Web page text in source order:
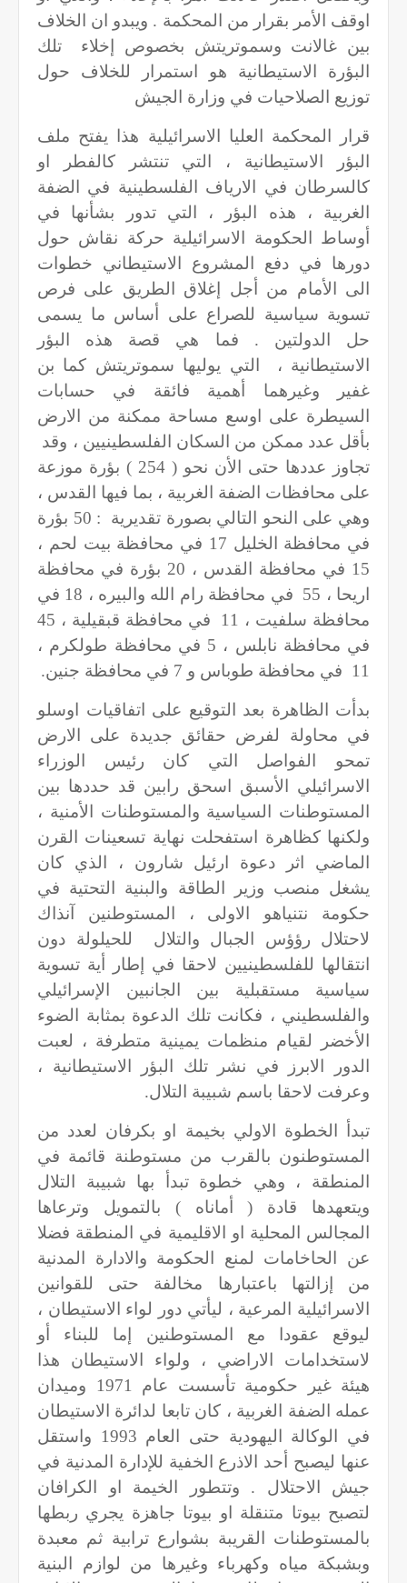
اوقف الأمر بقرار من المحكمة . ويبدو ان الخلاف
بين غالانت وسموتريتش بخصوص إخلاء
تلك
البؤرة الاستيطانية هو استمرار للخلاف حول
توزيع الصلاحيات في وزارة الجيش
قرار المحكمة العليا الاسرائيلية هذا يفتح ملف
البؤر الاستيطانية ، التي تنتشر كالفطر او
كالسرطان في الارياف الفلسطينية في الضفة
الغربية ، هذه البؤر ، التي تدور بشأنها في
أوساط الحكومة الاسرائيلية حركة نقاش حول
دورها في دفع المشروع الاستيطاني خطوات
الى الأمام من أجل إغلاق الطريق على فرص
تسوية سياسية للصراع على أساس ما يسمى
حل الدولتين . فما هي قصة هذه البؤر
الاستيطانية ،
التي يوليها سموتريتش كما بن
غفير وغيرهما أهمية فائقة في حسابات
السيطرة على اوسع مساحة ممكنة من الارض
بأقل عدد ممكن من السكان الفلسطينيين ، وقد
تجاوز عددها حتى الأن نحو ( 254 ) بؤرة موزعة
على محافظات الضفة الغربية ، بما فيها القدس ،
وهي على النحو التالي بصورة تقديرية
: 50 بؤرة
في محافظة الخليل 17 في محافظة بيت لحم ،
15 في محافظة القدس ، 20 بؤرة في محافظة
اريحا ، 55
في محافظة رام الله والبيره ، 18 في
محافظة سلفيت ، 11
في محافظة قبقيلية ، 45
في محافظة نابلس ، 5 في محافظة طولكرم ،
11 في محافظة طوباس و 7 في محافظة جنين.
بدأت الظاهرة بعد التوقيع على اتفاقيات اوسلو
في محاولة لفرض حقائق جديدة على الارض
تمحو الفواصل التي كان رئيس الوزراء
الاسرائيلي الأسبق اسحق رابين قد حددها بين
المستوطنات السياسية والمستوطنات الأمنية ،
ولكنها كظاهرة استفحلت نهاية تسعينات القرن
الماضي اثر دعوة ارئيل شارون ، الذي كان
يشغل منصب وزير الطاقة والبنية التحتية في
حكومة نتنياهو الاولى ، المستوطنين آنذاك
لاحتلال رؤؤس الجبال والتلال
للحيلولة دون
انتقالها للفلسطينيين لاحقا في إطار أية تسوية
سياسية مستقبلية بين الجانبين الإسرائيلي
والفلسطيني ، فكانت تلك الدعوة بمثابة الضوء
الأخضر لقيام منظمات يمينية متطرفة ، لعبت
الدور الابرز في نشر تلك البؤر الاستيطانية ،
وعرفت لاحقا باسم شبيبة التلال.
تبدأ الخطوة الاولي بخيمة او بكرفان لعدد من
المستوطنون بالقرب من مستوطنة قائمة في
المنطقة ، وهي خطوة تبدأ بها شبيبة التلال
ويتعهدها قادة ( أماناه ) بالتمويل وترعاها
المجالس المحلية او الاقليمية في المنطقة فضلا
عن الحاخامات لمنع الحكومة والادارة المدنية
من إزالتها باعتبارها مخالفة حتى للقوانين
الاسرائيلية المرعية ، ليأتي دور لواء الاستيطان ،
ليوقع عقودا مع المستوطنين إما للبناء أو
لاستخدامات الاراضي ، ولواء الاستيطان هذا
هيئة غير حكومية تأسست عام 1971 وميدان
عمله الضفة الغربية ، كان تابعا لدائرة الاستيطان
في الوكالة اليهودية حتى العام 1993 واستقل
عنها ليصبح أحد الاذرع الخفية للإدارة المدنية في
جيش الاحتلال . وتتطور الخيمة او الكرافان
لتصبح بيوتا متنقلة او بيوتا جاهزة يجري ربطها
بالمستوطنات القريبة بشوارع ترابية ثم معبدة
وبشبكة مياه وكهرباء وغيرها من لوازم البنية